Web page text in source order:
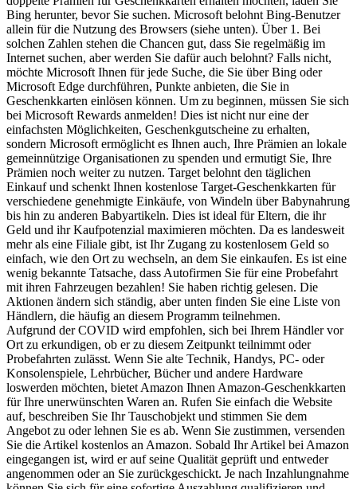
Bing herunter, bevor Sie suchen. Microsoft belohnt Bing-Benutzer
allein für die Nutzung des Browsers (siehe unten). Über 1. Bei
solchen Zahlen stehen die Chancen gut, dass Sie regelmäßig im
Internet suchen, aber werden Sie dafür auch belohnt? Falls nicht,
möchte Microsoft Ihnen für jede Suche, die Sie über Bing oder
Microsoft Edge durchführen, Punkte anbieten, die Sie in
Geschenkkarten einlösen können. Um zu beginnen, müssen Sie sich
bei Microsoft Rewards anmelden! Dies ist nicht nur eine der
einfachsten Möglichkeiten, Geschenkgutscheine zu erhalten,
sondern Microsoft ermöglicht es Ihnen auch, Ihre Prämien an lokale
gemeinnützige Organisationen zu spenden und ermutigt Sie, Ihre
Prämien noch weiter zu nutzen. Target belohnt den täglichen
Einkauf und schenkt Ihnen kostenlose Target-Geschenkkarten für
verschiedene genehmigte Einkäufe, von Windeln über Babynahrung
bis hin zu anderen Babyartikeln. Dies ist ideal für Eltern, die ihr
Geld und ihr Kaufpotenzial maximieren möchten. Da es landesweit
mehr als eine Filiale gibt, ist Ihr Zugang zu kostenlosem Geld so
einfach, wie den Ort zu wechseln, an dem Sie einkaufen. Es ist eine
wenig bekannte Tatsache, dass Autofirmen Sie für eine Probefahrt
mit ihren Fahrzeugen bezahlen! Sie haben richtig gelesen. Die
Aktionen ändern sich ständig, aber unten finden Sie eine Liste von
Händlern, die häufig an diesem Programm teilnehmen.
Aufgrund der COVID wird empfohlen, sich bei Ihrem Händler vor
Ort zu erkundigen, ob er zu diesem Zeitpunkt teilnimmt oder
Probefahrten zulässt. Wenn Sie alte Technik, Handys, PC- oder
Konsolenspiele, Lehrbücher, Bücher und andere Hardware
loswerden möchten, bietet Amazon Ihnen Amazon-Geschenkkarten
für Ihre unerwünschten Waren an. Rufen Sie einfach die Website
auf, beschreiben Sie Ihr Tauschobjekt und stimmen Sie dem
Angebot zu oder lehnen Sie es ab. Wenn Sie zustimmen, versenden
Sie die Artikel kostenlos an Amazon. Sobald Ihr Artikel bei Amazon
eingegangen ist, wird er auf seine Qualität geprüft und entweder
angenommen oder an Sie zurückgeschickt. Je nach Inzahlungnahme